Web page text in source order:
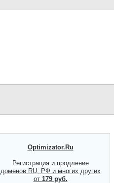
Optimizator.Ru
Регистрация и продление
доменов RU, РФ и многих других
от 179 руб.